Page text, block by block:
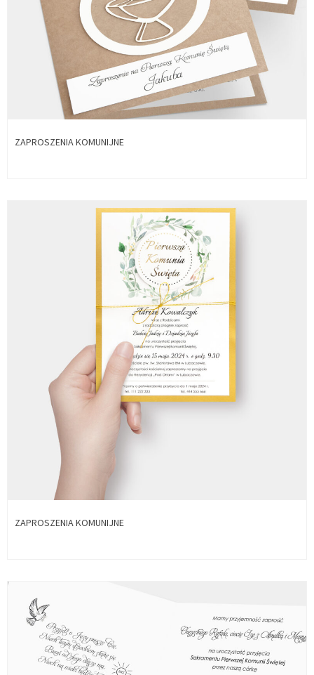
ZAPROSZENIA KOMUNIJNE
ZAPROSZENIA KOMUNIJNE